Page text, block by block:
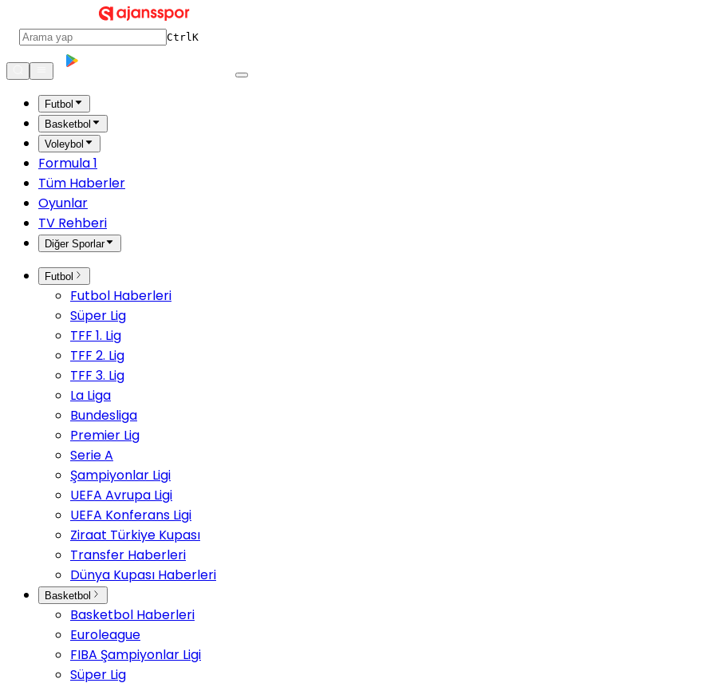
CtrlK
Futbol
Basketbol
Voleybol
Formula 1
Tüm Haberler
Oyunlar
TV Rehberi
Diğer Sporlar
Futbol
Futbol Haberleri
Süper Lig
TFF 1. Lig
TFF 2. Lig
TFF 3. Lig
La Liga
Bundesliga
Premier Lig
Serie A
Şampiyonlar Ligi
UEFA Avrupa Ligi
UEFA Konferans Ligi
Ziraat Türkiye Kupası
Transfer Haberleri
Dünya Kupası Haberleri
Basketbol
Basketbol Haberleri
Euroleague
FIBA Şampiyonlar Ligi
Süper Lig